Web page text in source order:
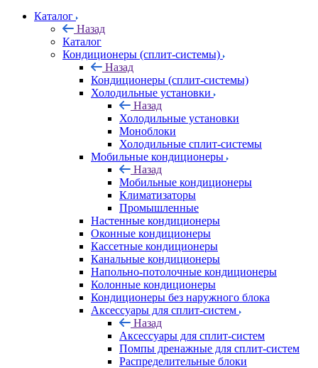
Каталог
Назад
Каталог
Кондиционеры (сплит-системы)
Назад
Кондиционеры (сплит-системы)
Холодильные установки
Назад
Холодильные установки
Моноблоки
Холодильные сплит-системы
Мобильные кондиционеры
Назад
Мобильные кондиционеры
Климатизаторы
Промышленные
Настенные кондиционеры
Оконные кондиционеры
Кассетные кондиционеры
Канальные кондиционеры
Напольно-потолочные кондиционеры
Колонные кондиционеры
Кондиционеры без наружного блока
Аксессуары для сплит-систем
Назад
Аксессуары для сплит-систем
Помпы дренажные для сплит-систем
Распределительные блоки